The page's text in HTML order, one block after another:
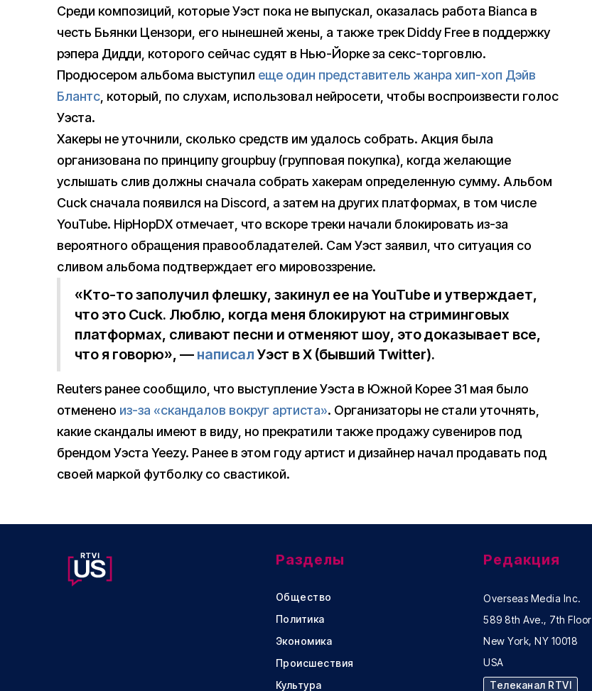
Среди композиций, которые Уэст пока не выпускал, оказалась работа Bianca в
честь Бьянки Цензори, его нынешней жены, а также трек Diddy Free в поддержку
рэпера Дидди, которого сейчас судят в Нью-Йорке за секс-торговлю.
Продюсером альбома выступил еще один представитель жанра хип-хоп Дэйв
Блантс , который, по слухам, использовал нейросети, чтобы воспроизвести голос
Уэста.
Хакеры не уточнили, сколько средств им удалось собрать. Акция была
организована по принципу groupbuy (групповая покупка), когда желающие
услышать слив должны сначала собрать хакерам определенную сумму. Альбом
Cuck сначала появился на Discord, а затем на других платформах, в том числе
YouTube. HipHopDX отмечает, что вскоре треки начали блокировать из-за
вероятного обращения правообладателей. Сам Уэст заявил, что ситуация со
сливом альбома подтверждает его мировоззрение.
«Кто-то заполучил флешку, закинул ее на YouTube и утверждает,
что это Cuck. Люблю, когда меня блокируют на стриминговых
платформах, сливают песни и отменяют шоу, это доказывает все,
что я говорю», — написал Уэст в X (бывший Twitter).
Reuters ранее сообщило, что выступление Уэста в Южной Корее 31 мая было
отменено из-за «скандалов вокруг артиста». Организаторы не стали уточнять,
какие скандалы имеют в виду, но прекратили также продажу сувениров под
брендом Уэста Yeezy. Ранее в этом году артист и дизайнер начал продавать под
своей маркой футболку со свастикой.
Разделы
Общество
Политика
Экономика
Происшествия
Культура
Редакция
Overseas Media Inc.
589 8th Ave., 7th Floor
New York, NY 10018
USA
Телеканал RTVI